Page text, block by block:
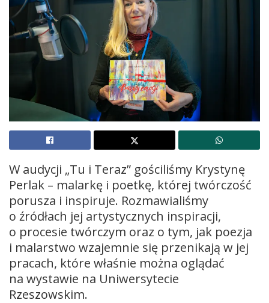
W audycji „Tu i Teraz” gościliśmy Krystynę
Perlak – malarkę i poetkę, której twórczość
porusza i inspiruje. Rozmawialiśmy
o źródłach jej artystycznych inspiracji,
o procesie twórczym oraz o tym, jak poezja
i malarstwo wzajemnie się przenikają w jej
pracach, które właśnie można oglądać
na wystawie na Uniwersytecie
Rzeszowskim.